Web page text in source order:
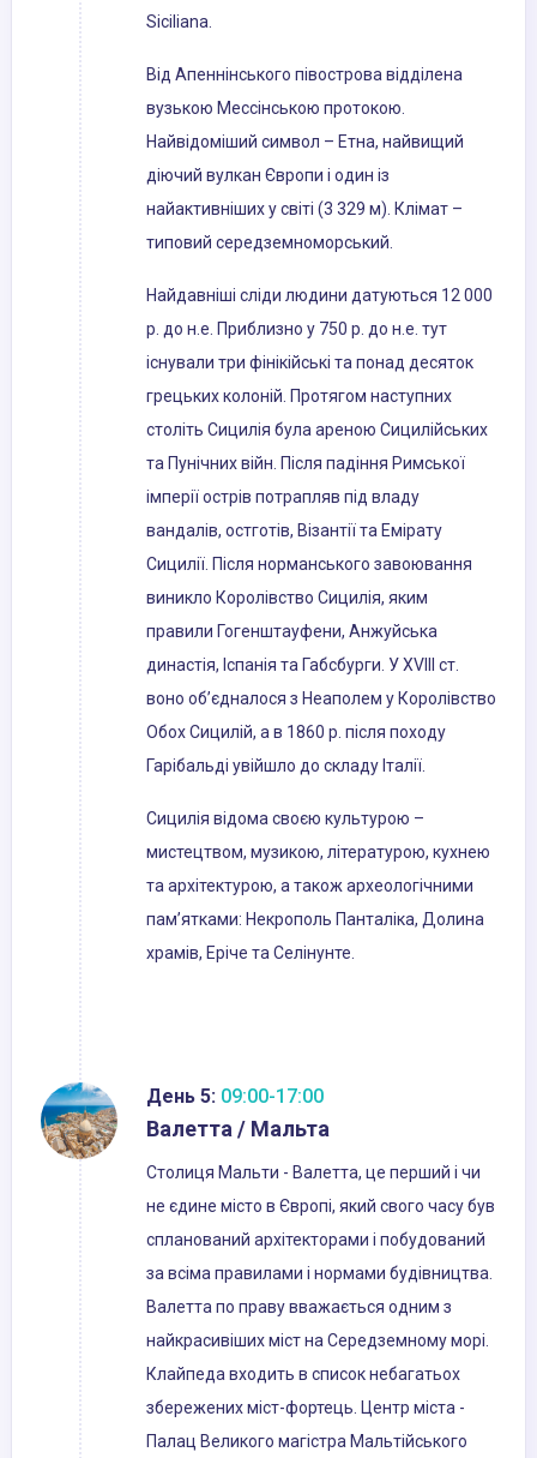
Siciliana.
Від Апеннінського півострова відділена
вузькою Мессінською протокою.
Найвідоміший символ – Етна, найвищий
діючий вулкан Європи і один із
найактивніших у світі (3 329 м). Клімат –
типовий середземноморський.
Найдавніші сліди людини датуються 12 000
р. до н.е. Приблизно у 750 р. до н.е. тут
існували три фінікійські та понад десяток
грецьких колоній. Протягом наступних
століть Сицилія була ареною Сицилійських
та Пунічних війн. Після падіння Римської
імперії острів потрапляв під владу
вандалів, остготів, Візантії та Емірату
Сицилії. Після норманського завоювання
виникло Королівство Сицилія, яким
правили Гогенштауфени, Анжуйська
династія, Іспанія та Габсбурги. У XVIII ст.
воно об’єдналося з Неаполем у Королівство
Обох Сицилій, а в 1860 р. після походу
Гарібальді увійшло до складу Італії.
Сицилія відома своєю культурою –
мистецтвом, музикою, літературою, кухнею
та архітектурою, а також археологічними
пам’ятками: Некрополь Панталіка, Долина
храмів, Еріче та Селінунте.
День 5: 09:00-17:00
Валетта / Мальта
Столиця Мальти - Валетта, це перший і чи
не єдине місто в Європі, який свого часу був
спланований архітекторами і побудований
за всіма правилами і нормами будівництва.
Валетта по праву вважається одним з
найкрасивіших міст на Середземному морі.
Клайпеда входить в список небагатьох
збережених міст-фортець. Центр міста -
Палац Великого магістра Мальтійського